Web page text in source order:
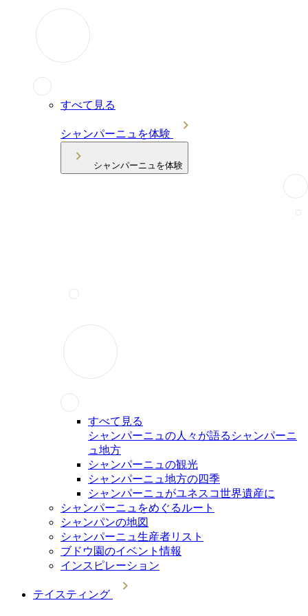
すべて見る
シャンパーニュを体験
シャンパーニュを体験
すべて見る
シャンパーニュの人々が語るシャンパーニ
ュ地方
シャンパーニュの観光
シャンパーニュ地方の四季
シャンパーニュがユネスコ世界遺産に
シャンパーニュをめぐるルート
シャンパンの地図
シャンパーニュ生産者リスト
ブドウ園のイベント情報
インスピレーション
テイスティング